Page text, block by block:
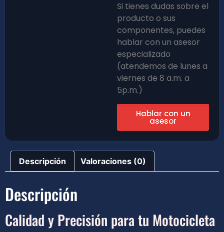
Si tienes dudas sobre el
producto o sus
componentes, puedes
hablar con un asesor
especializado
(atendemos de lunes a
viernes de 8 a.m. a
5p.m.)
Hablar con un
asesor
Descripción Valoraciones (0)
Descripción
Calidad y Precisión para tu Motocicleta